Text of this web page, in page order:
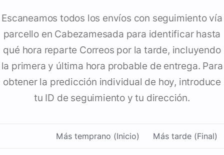
Escaneamos todos los envíos con seguimiento vía
parcello en Cabezamesada para identificar hasta
qué hora reparte Correos por la tarde, incluyendo
la primera y última hora probable de entrega. Para
obtener la predicción individual de hoy, introduce
tu ID de seguimiento y tu dirección.
Más temprano (Inicio) Más tarde (Final)